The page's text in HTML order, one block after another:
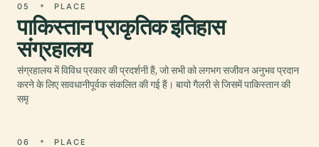
05 PLACE
पाकिस्तान प्राकृतिक इतिहास
संग्रहालय
संग्रहालय में विविध प्रकार की प्रदर्शनी हैं, जो सभी को लगभग सजीवन अनुभव प्रदान
करने के लिए सावधानीपूर्वक संकलित की गई हैं। बायो गैलरी से जिसमें पाकिस्तान की
समृ
06 PLACE